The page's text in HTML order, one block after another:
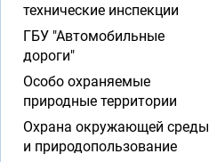
технические инспекции
ГБУ "Автомобильные
дороги"
Особо охраняемые
природные территории
Охрана окружающей среды
и природопользование